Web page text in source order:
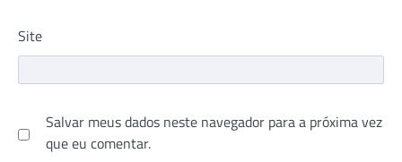
Site
Salvar meus dados neste navegador para a próxima vez
que eu comentar.